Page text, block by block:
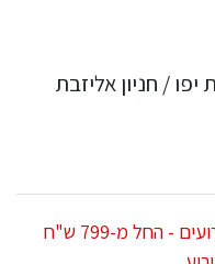
/ חניון אליזבת
מפעיל קריוקי לאירועים - החל מ-799 ש"ח